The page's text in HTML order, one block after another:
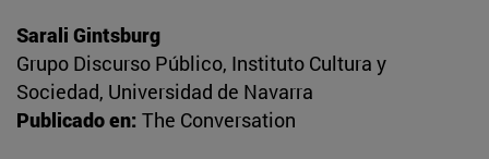
Sarali Gintsburg
Grupo Discurso Público, Instituto Cultura y
Sociedad, Universidad de Navarra
Publicado en: The Conversation